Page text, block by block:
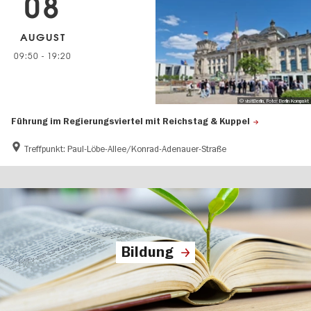
Führung im Regierungsviertel mit Reichstag & Kuppel
Treffpunkt: Paul-Löbe-Allee/Konrad-Adenauer-Straße
08
AUGUST
09:50 - 19:20
© visitBerlin, Foto: Berlin Kompakt
Bildung